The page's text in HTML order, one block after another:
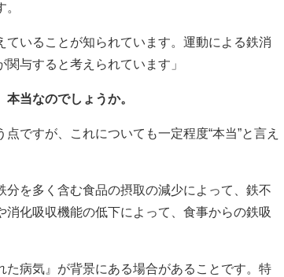
いることが知られています。運動による鉄消
与すると考えられています」
当なのでしょうか。
ですが、これについても一定程度“本当”と言え
を多く含む食品の摂取の減少によって、鉄不
化吸収機能の低下によって、食事からの鉄吸
病気』が背景にある場合があることです。特